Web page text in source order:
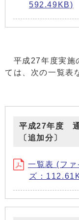
592.49KB)
平成27年度実施
ては、次の一覧表
平成27年度 通
〔追加分〕
一覧表 (フ
ズ：